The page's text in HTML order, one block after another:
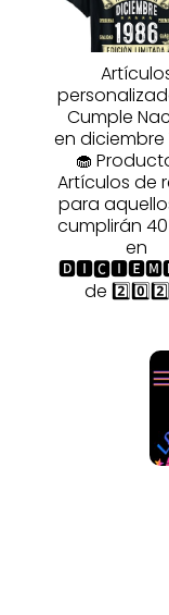
Cumple
en diciembre
🧁
Artículos de
para
cumplirán
en
de